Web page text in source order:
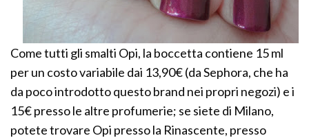
Come tutti gli smalti Opi, la boccetta contiene 15 ml
per un costo variabile dai 13,90€ (da Sephora, che ha
da poco introdotto questo brand nei propri negozi) e i
15€ presso le altre profumerie; se siete di Milano,
potete trovare Opi presso la Rinascente, presso